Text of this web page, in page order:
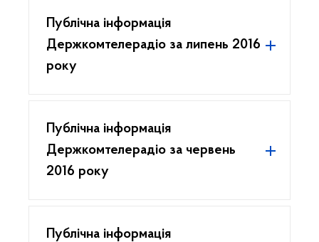
Публічна інформація
Держкомтелерадіо за липень 2016
року
Публічна інформація
Держкомтелерадіо за червень
2016 року
Публічна інформація